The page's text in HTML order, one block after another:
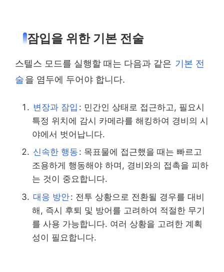
잠입을 위한 기본 전술
스텔스 모드를 실행할 때는 다음과 같은 기본 전
술을 염두에 두어야 합니다.
변장과 잠입 : 민간인 상태로 접근하고, 필요시
특정 위치에 감시 카메라를 해킹하여 경비의 시
야에서 벗어납니다.
신속한 행동 : 목표물에 접근했을 때는 빠르고
조용하게 행동해야 하며, 경비와의 접촉을 피하
는 것이 중요합니다.
대응 방안: 전투 상황으로 전환될 경우를 대비
해, 즉시 후퇴 및 방어를 고려하여 적절한 무기
를 사용 가능합니다. 여러 상황을 고려한 계획
성이 필요합니다.